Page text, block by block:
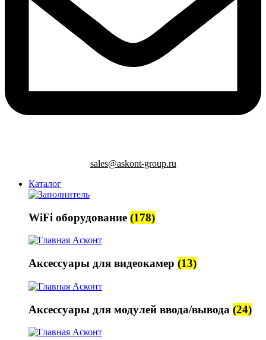
sales@askont-group.ru
Каталог
WiFi оборудование (178)
Аксессуары для видеокамер (13)
Аксессуары для модулей ввода/вывода (24)